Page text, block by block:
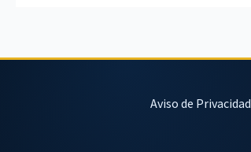
Aviso de Privacidad